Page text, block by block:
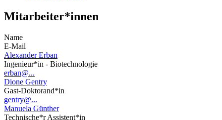
Mitarbeiter*innen
Name
E-Mail
Alexander Erban
Ingenieur*in - Biotechnologie
erban@...
Dione Gentry
Gast-Doktorand*in
gentry@...
Manuela Günther
Technische*r Assistent*in